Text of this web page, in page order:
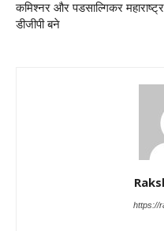
कमिश्नर और पडसाल्गिकर
डीजीपी बने
https://